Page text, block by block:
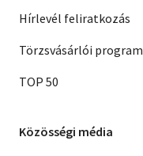
Hírlevél feliratkozás
Törzsvásárlói program
TOP 50
Közösségi média